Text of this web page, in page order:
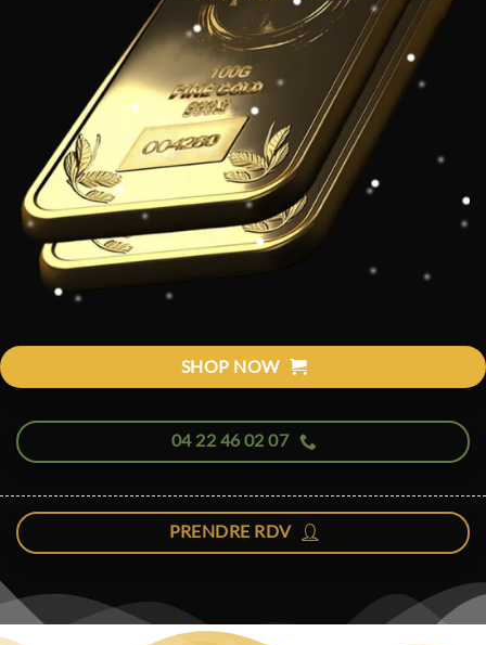
SHOP NOW
04 22 46 02 07
PRENDRE RDV